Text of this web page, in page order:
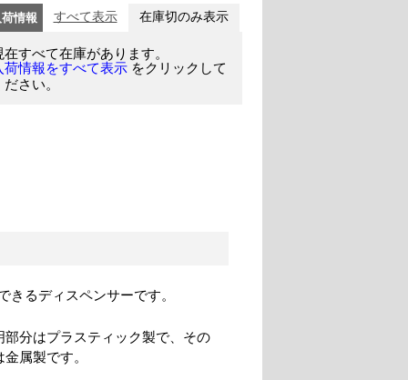
情報 すべて表示 在庫切のみ表示
在すべて在庫があります。
荷情報をすべて表示 をクリックして
さい。
るディスペンサーです。
部分はプラスティック製で、その
属製です。